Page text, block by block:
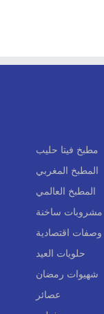
مطبخ فيتا حليب
المطبخ المغربي
المطبخ العالمي
مشروبات ساخنة
وصفات اقتصادية
حلويات العيد
شهيوات رمضان
عصائر